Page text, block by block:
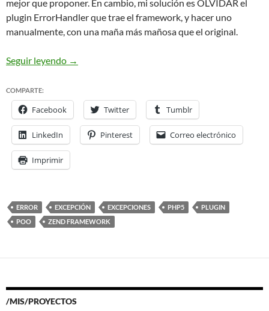
mejor que proponer. En cambio, mi solución es OLVIDAR el
plugin ErrorHandler que trae el framework, y hacer uno
manualmente, con una maña más mañosa que el original.
Seguir leyendo ZendFramework: Manejar errores de los
→
COMPARTE:
Facebook Twitter Tumblr
LinkedIn Pinterest Correo electrónico
Imprimir
ERROR EXCEPCIÓN EXCEPCIONES PHP5
PLUGIN
POO
ZEND FRAMEWORK
/MIS/PROYECTOS